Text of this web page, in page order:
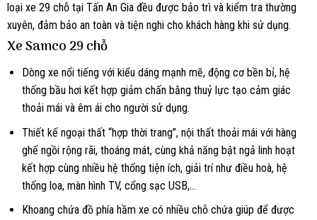
loại xe 29 chỗ tại Tấn An Gia đều được bảo trì và kiểm tra thường
xuyên, đảm bảo an toàn và tiện nghi cho khách hàng khi sử dụng.
Xe Samco 29 chỗ
Dòng xe nổi tiếng với kiểu dáng mạnh mẽ, động cơ bền bỉ, hệ
thống bầu hơi kết hợp giảm chấn bằng thuỷ lực tạo cảm giác
thoải mái và êm ái cho người sử dụng.
Thiết kế ngoại thất “hợp thời trang”, nội thất thoải mái với hàng
ghế ngồi rộng rãi, thoáng mát, cùng khả năng bật ngả linh hoạt
kết hợp cùng nhiều hệ thống tiện ích, giải trí như điều hoà, hệ
thống loa, màn hình TV, cổng sạc USB,…
Khoang chứa đồ phía hầm xe có nhiều chỗ chứa giúp để được